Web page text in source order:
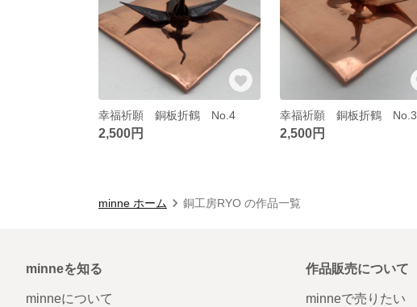
幸福祈願 銅板折鶴 No.4
2,500円
幸福祈願 銅板折鶴 No.3
2,500円
minne ホーム 銅工房RYO の作品一覧
minneを知る
minneについて
作品販売について
minneで売りたい